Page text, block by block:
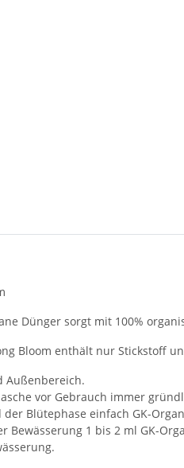
Dünger sorgt mit 100%
Bloom enthält nur Stickstoff
Außenbereich.
vor Gebrauch immer
der Blütephase einfach GK-
Bewässerung 1 bis 2 ml GK-